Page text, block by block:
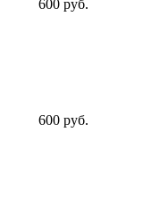
600 руб.
600 руб.